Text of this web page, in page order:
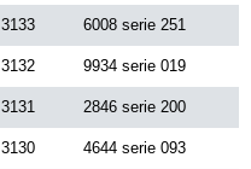
3133 6008 serie 251
3132 9934 serie 019
3131 2846 serie 200
3130 4644 serie 093